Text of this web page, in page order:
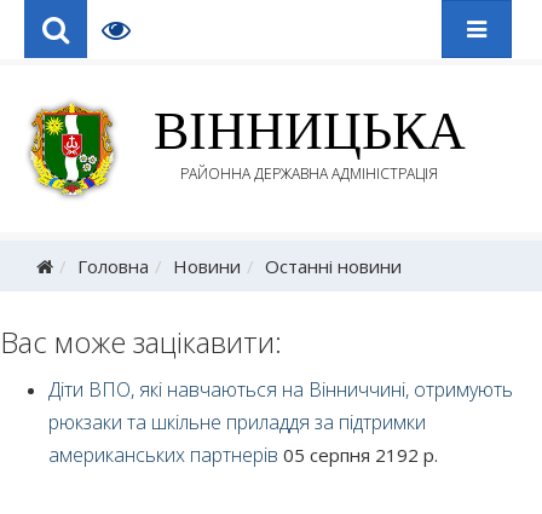
ВІННИЦЬКА
РАЙОННА ДЕРЖАВНА АДМІНІСТРАЦІЯ
Головна Новини Останні новини
Вас може зацікавити:
Діти ВПО, які навчаються на Вінниччині, отримують
рюкзаки та шкільне приладдя за підтримки
американських партнерів 05 серпня 2192 р.